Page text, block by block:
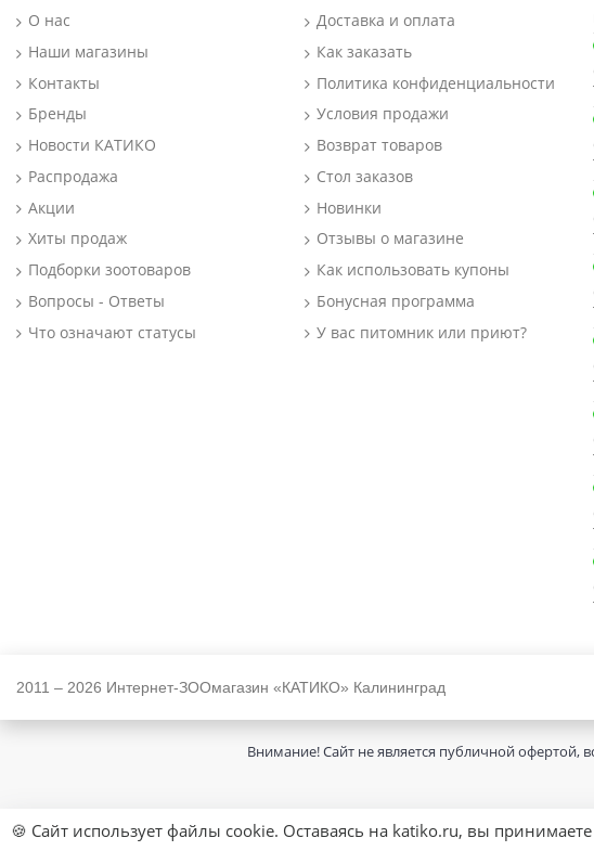
О нас
Наши магазины
Контакты
Бренды
Новости КАТИКО
Распродажа
Акции
Хиты продаж
Подборки зоотоваров
Вопросы - Ответы
Что означают статусы
Доставка и оплата
Как заказать
Политика конфиденциальности
Условия продажи
Возврат товаров
Стол заказов
Новинки
Отзывы о магазине
Как использовать купоны
Бонусная программа
У вас питомник или приют?
2011 – 2026 Интернет-ЗООмагазин «КАТИКО» Калининград
🍪 Сайт использует файлы cookie. Оставаясь на katiko.ru, вы принимаете
Внимание! Сайт не является публичной офертой,